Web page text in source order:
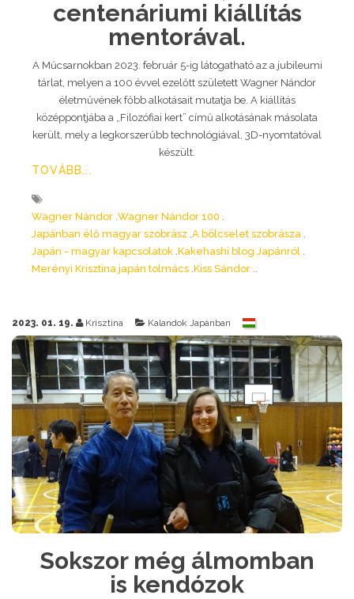
centenáriumi kiállítás
mentorával.
A Műcsarnokban 2023. február 5-ig látogatható az a jubileumi
tárlat, melyen a 100 évvel ezelőtt született Wagner Nándor
életművének főbb alkotásait mutatja be. A kiállítás
középpontjába a „Filozófiai kert” című alkotásának másolata
került, mely a legkorszerűbb technológiával, 3D-nyomtatóval
készült.
TOVÁBB...
Wagner Nándor Wagner Nándor 100
Japánban élő magyar szobrász A bölcselet szobrásza
Japán - magyar kapcsolatok Kakehashi blog Japánról
Merényi Krisztina japán tolmács Kiss Sándor
2023. 01. 19. Krisztina Kalandok Japánban
Sokszor még álmomban
is kendózok